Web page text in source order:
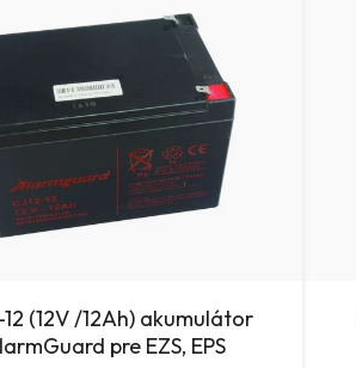
12 (12V /12Ah) akumulátor
pre EZS, EPS